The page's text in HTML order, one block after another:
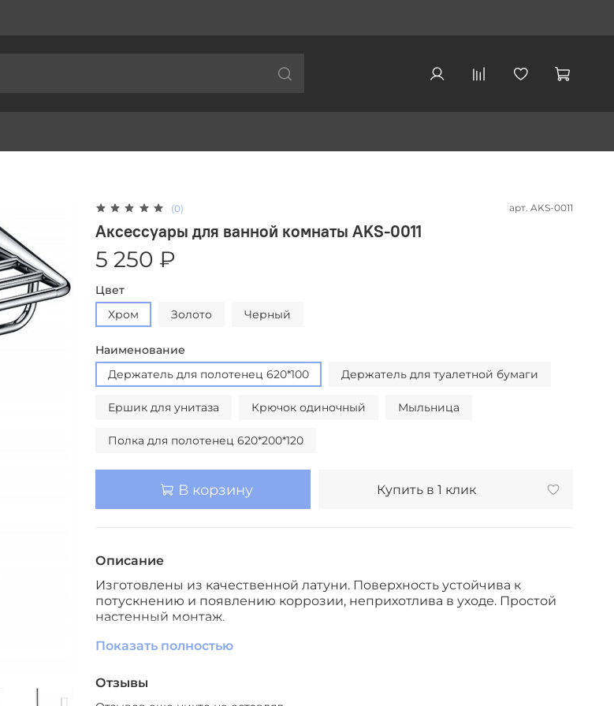
(0) арт. AKS-0011
Аксессуары для ванной комнаты AKS-0011
5 250 ₽
Цвет
Хром
Золото Черный
Наименование
Держатель для полотенец 620*100
Держатель для туалетной бумаги
Ершик для унитаза Крючок одиночный Мыльница
Полка для полотенец 620*200*120
В корзину Купить в 1 клик
Описание
Изготовлены из качественной латуни. Поверхность устойчива к
потускнению и появлению коррозии, неприхотлива в уходе. Простой
настенный монтаж.
Цвет: золото, хром, черный
Стиль: Современный
Материал: металл
Показать полностью
Отзывы